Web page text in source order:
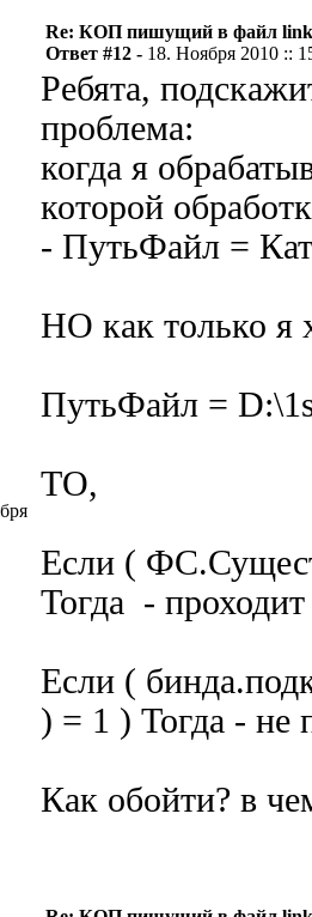
Re: КОП пишущий в файл
Ответ #12 - 18. Ноября 2010 ::
Ребята,
проблема:
когда я
которой
- ПутьФайл =
НО как только я
ПутьФайл =
ТО,
Если (
Тогда -
Если (
) = 1 ) Тогда - не
Как обойти? в